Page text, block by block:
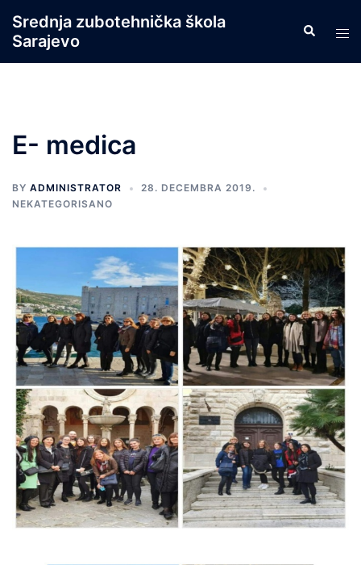
content
Srednja zubotehnička škola
Sarajevo
Search
E- medica
BY ADMINISTRATOR
28. DECEMBRA 2019.
NEKATEGORISANO